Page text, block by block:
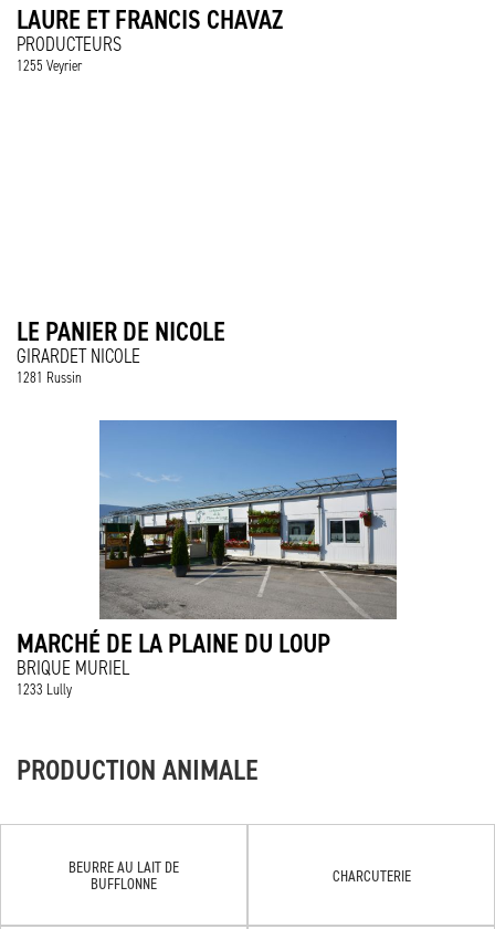
LAURE ET FRANCIS CHAVAZ
PRODUCTEURS
1255 Veyrier
LE PANIER DE NICOLE
GIRARDET NICOLE
1281 Russin
MARCHÉ DE LA PLAINE DU LOUP
BRIQUE MURIEL
1233 Lully
PRODUCTION ANIMALE
BEURRE AU LAIT DE
BUFFLONNE
CHARCUTERIE